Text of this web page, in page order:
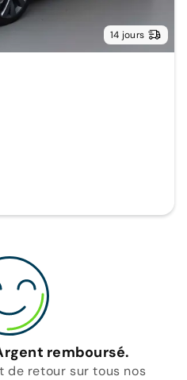
14 jours
remboursé.
de retour sur tous nos